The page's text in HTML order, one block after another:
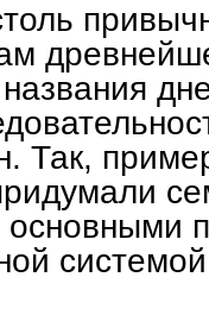
Так,
основными